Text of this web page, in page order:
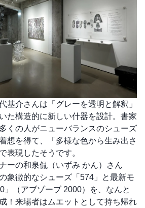
基介さんは「グレーを透明と解釈」
た構造的に新しい什器を設計。書家
くの人がニューバランスのシューズ
想を得て、「多様な色から生み出さ
表現したそうです。
ーの和泉侃（いずみ かん）さん
象徴的なシューズ「574」と最新モ
」（アブゾーブ 2000）を、なんと
！来場者はムエットとして持ち帰れ